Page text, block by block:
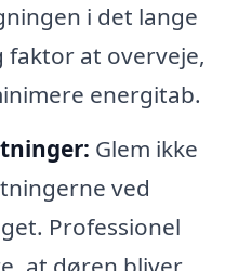
i det lange
faktor at overveje,
energitab.
Glem ikke
ved
Professionel